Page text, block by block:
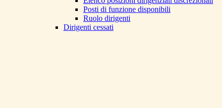
Posti di funzione disponibili
Ruolo dirigenti
Dirigenti cessati